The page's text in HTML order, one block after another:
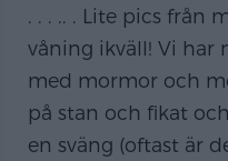
. . . .. . Lite pics från
våning ikväll! Vi har
med mormor och
på stan och fikat
en sväng (oftast är